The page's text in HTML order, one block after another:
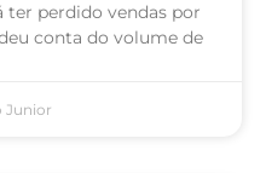
ter perdido vendas por
conta do volume de
Junior